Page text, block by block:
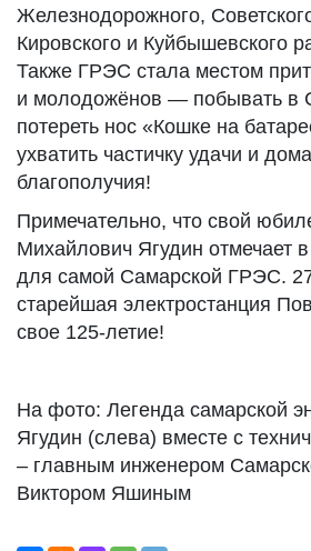
Железнодорожного,
Кировского и Куйбышевского
Также ГРЭС стала местом
и молодожёнов — побывать в
потереть нос «Кошке на
ухватить частичку удачи и
благополучия!
Примечательно, что свой
Михайлович Ягудин отмечает
для самой Самарской ГРЭС.
старейшая электростанция
свое 125-летие!
На фото: Легенда самарской
Ягудин (слева) вместе с
– главным инженером
Виктором Яшиным